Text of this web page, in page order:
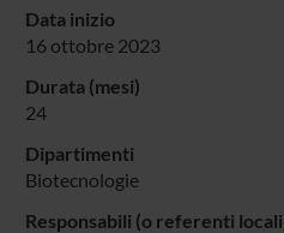
Data inizio
16 ottobre 2023
Durata (mesi)
24
Dipartimenti
Biotecnologie
Responsabili (o referenti